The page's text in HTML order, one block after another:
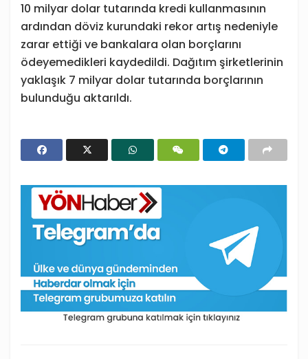
10 milyar dolar tutarında kredi kullanmasının
ardından döviz kurundaki rekor artış nedeniyle
zarar ettiği ve bankalara olan borçlarını
ödeyemedikleri kaydedildi. Dağıtım şirketlerinin
yaklaşık 7 milyar dolar tutarında borçlarının
bulunduğu aktarıldı.